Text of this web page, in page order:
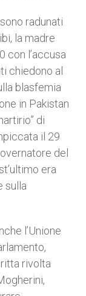
radunati
la madre
con l’accusa
chiedono al
blasfemia
in Pakistan
di
il 29
del
era
sulla
l’Unione
rivolta